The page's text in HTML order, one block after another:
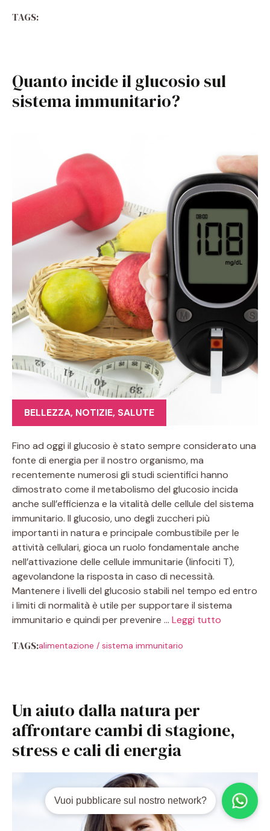
TAGS:
Quanto incide il glucosio sul
sistema immunitario?
BELLEZZA, NOTIZIE, SALUTE
Fino ad oggi il glucosio è stato sempre considerato una
fonte di energia per il nostro organismo, ma
recentemente numerosi gli studi scientifici hanno
dimostrato come il metabolismo del glucosio incida
anche sull’efficienza e la vitalità delle cellule del sistema
immunitario. Il glucosio, uno degli zuccheri più
importanti in natura e principale combustibile per le
attività cellulari, gioca un ruolo fondamentale anche
nell’attivazione delle cellule immunitarie (linfociti T),
agevolandone la risposta in caso di necessità.
Mantenere i livelli del glucosio stabili nel tempo ed entro
i limiti di normalità è utile per supportare il sistema
immunitario e quindi per prevenire … Leggi tutto
TAGS:alimentazione / sistema immunitario
Un aiuto dalla natura per
affrontare cambi di stagione,
stress e cali di energia
Vuoi pubblicare sul nostro network?